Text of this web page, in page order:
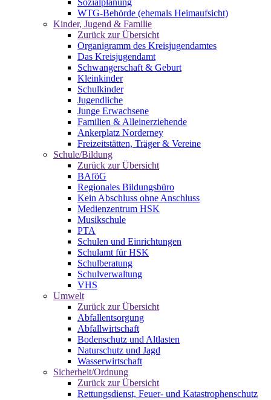
WTG-Behörde (ehemals Heimaufsicht)
Kinder, Jugend & Familie
Zurück zur Übersicht
Organigramm des Kreisjugendamtes
Das Kreisjugendamt
Schwangerschaft & Geburt
Kleinkinder
Schulkinder
Jugendliche
Junge Erwachsene
Familien & Alleinerziehende
Ankerplatz Norderney
Freizeitstätten, Träger & Vereine
Schule/Bildung
Zurück zur Übersicht
BAföG
Regionales Bildungsbüro
Kein Abschluss ohne Anschluss
Medienzentrum HSK
Musikschule
PTA
Schulen und Einrichtungen
Schulamt für HSK
Schulberatung
Schulverwaltung
VHS
Umwelt
Zurück zur Übersicht
Abfallentsorgung
Abfallwirtschaft
Bodenschutz und Altlasten
Naturschutz und Jagd
Wasserwirtschaft
Sicherheit/Ordnung
Zurück zur Übersicht
Rettungsdienst, Feuer- und Katastrophenschutz